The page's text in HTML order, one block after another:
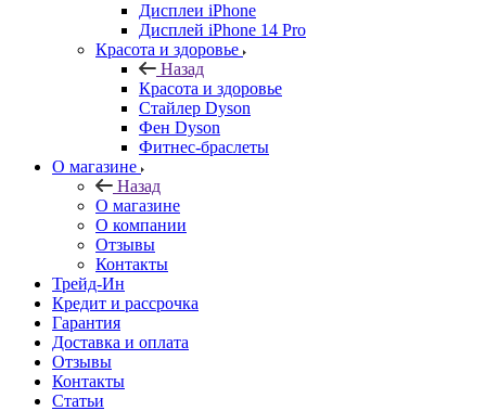
Дисплеи iPhone
Дисплей iPhone 14 Pro
Красота и здоровье
Назад
Красота и здоровье
Стайлер Dyson
Фен Dyson
Фитнес-браслеты
О магазине
Назад
О магазине
О компании
Отзывы
Контакты
Трейд-Ин
Кредит и рассрочка
Гарантия
Доставка и оплата
Отзывы
Контакты
Статьи